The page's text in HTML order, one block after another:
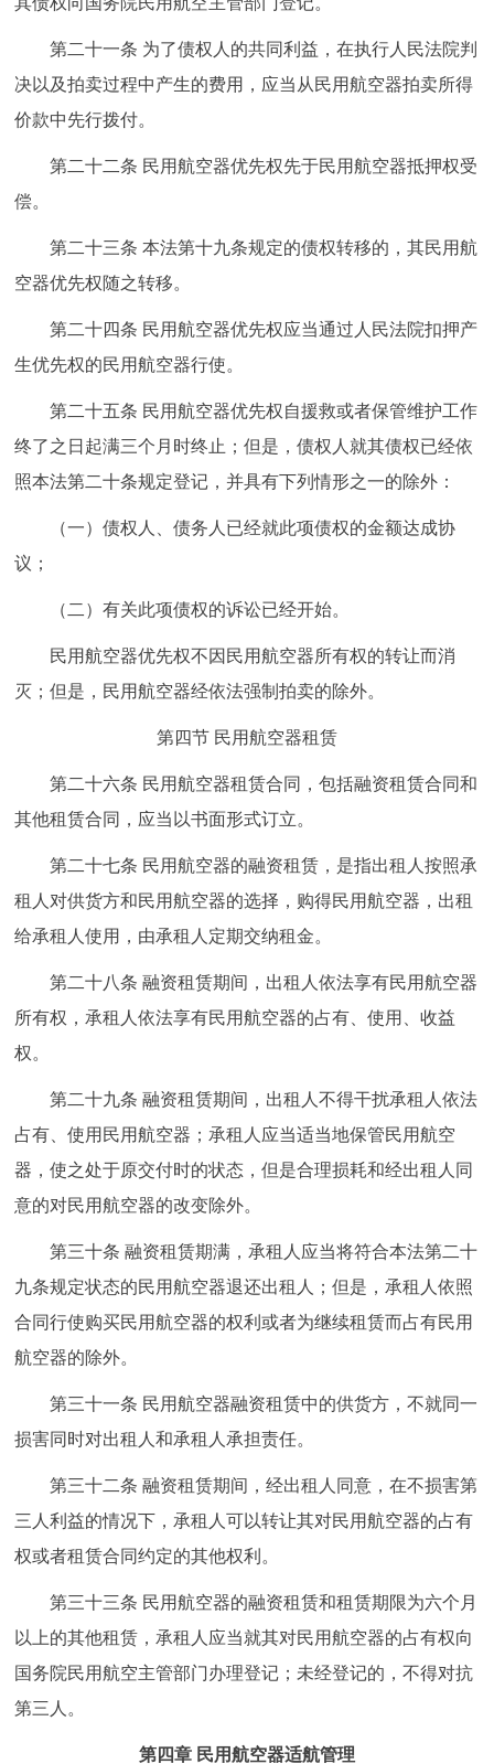
第二十一条 为了债权人的共同利益，在执行人民法院判
决以及拍卖过程中产生的费用，应当从民用航空器拍卖所得
价款中先行拨付。
第二十二条 民用航空器优先权先于民用航空器抵押权受
偿。
第二十三条 本法第十九条规定的债权转移的，其民用航
空器优先权随之转移。
第二十四条 民用航空器优先权应当通过人民法院扣押产
生优先权的民用航空器行使。
第二十五条 民用航空器优先权自援救或者保管维护工作
终了之日起满三个月时终止；但是，债权人就其债权已经依
照本法第二十条规定登记，并具有下列情形之一的除外：
（一）债权人、债务人已经就此项债权的金额达成协
议；
（二）有关此项债权的诉讼已经开始。
民用航空器优先权不因民用航空器所有权的转让而消
灭；但是，民用航空器经依法强制拍卖的除外。
第四节 民用航空器租赁
第二十六条 民用航空器租赁合同，包括融资租赁合同和
其他租赁合同，应当以书面形式订立。
第二十七条 民用航空器的融资租赁，是指出租人按照承
租人对供货方和民用航空器的选择，购得民用航空器，出租
给承租人使用，由承租人定期交纳租金。
第二十八条 融资租赁期间，出租人依法享有民用航空器
所有权，承租人依法享有民用航空器的占有、使用、收益
权。
第二十九条 融资租赁期间，出租人不得干扰承租人依法
占有、使用民用航空器；承租人应当适当地保管民用航空
器，使之处于原交付时的状态，但是合理损耗和经出租人同
意的对民用航空器的改变除外。
第三十条 融资租赁期满，承租人应当将符合本法第二十
九条规定状态的民用航空器退还出租人；但是，承租人依照
合同行使购买民用航空器的权利或者为继续租赁而占有民用
航空器的除外。
第三十一条 民用航空器融资租赁中的供货方，不就同一
损害同时对出租人和承租人承担责任。
第三十二条 融资租赁期间，经出租人同意，在不损害第
三人利益的情况下，承租人可以转让其对民用航空器的占有
权或者租赁合同约定的其他权利。
第三十三条 民用航空器的融资租赁和租赁期限为六个月
以上的其他租赁，承租人应当就其对民用航空器的占有权向
国务院民用航空主管部门办理登记；未经登记的，不得对抗
第三人。
第四章 民用航空器适航管理